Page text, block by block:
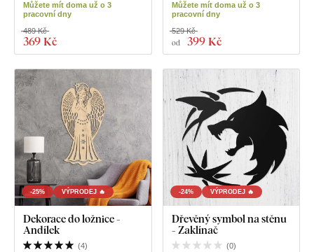
Můžete mít doma už o 3
pracovní dny
369 Kč
489 Kč
Můžete mít doma už o 3
pracovní dny
od 399 Kč
529 Kč
-25% VÝPRODEJ 🔥
Dekorace do ložnice -
Andílek
(4)
-24% VÝPRODEJ 🔥
Dřevěný symbol na stěnu
- Zaklínač
(0)